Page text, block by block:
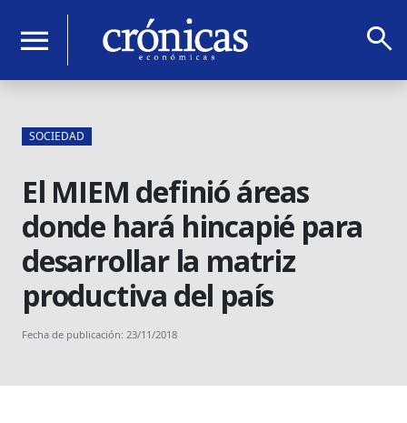
menu search
SOCIEDAD
El MIEM definió áreas
donde hará hincapié para
desarrollar la matriz
productiva del país
Fecha de publicación: 23/11/2018